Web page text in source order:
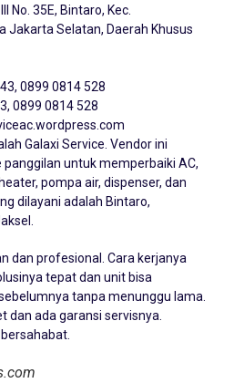
No. 35E, Bintaro, Kec.
Jakarta Selatan, Daerah Khusus
0899 0814 528
0899 0814 528
Galaxi Service. Vendor ini
untuk memperbaiki AC,
pompa air, dispenser, dan
dilayani adalah Bintaro,
dan profesional. Cara kerjanya
tepat dan unit bisa
tanpa menunggu lama.
dan ada garansi servisnya.